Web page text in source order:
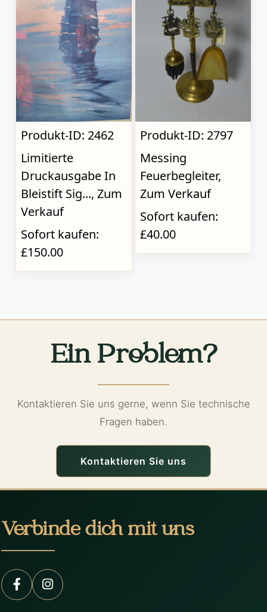
Produkt-ID: 2462
Limitierte
Druckausgabe In
Bleistift Sig..., Zum
Verkauf
Sofort kaufen:
£150.00
Produkt-ID: 2797
Messing
Feuerbegleiter,
Zum Verkauf
Sofort kaufen:
£40.00
Ein Problem?
Kontaktieren Sie uns gerne, wenn Sie technische
Fragen haben.
Kontaktieren Sie uns
Verbinde dich mit uns